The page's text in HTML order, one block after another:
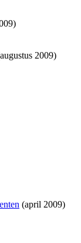
2009)
(april 2009)